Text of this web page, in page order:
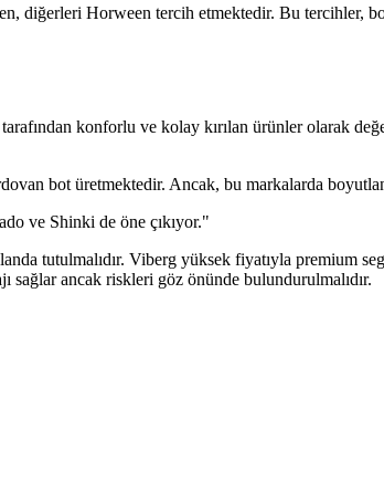
diğerleri Horween tercih etmektedir. Bu tercihler,
konforlu ve kolay kırılan ürünler olarak
bot üretmektedir. Ancak, bu markalarda
ve Shinki de öne çıkıyor."
tutulmalıdır. Viberg yüksek fiyatıyla premium
sağlar ancak riskleri göz önünde bulundurulmalıdır.